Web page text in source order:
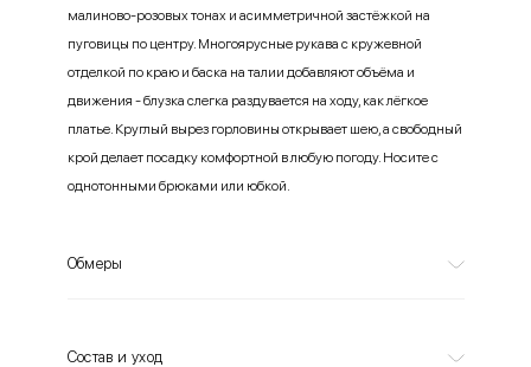
малиново-розовых тонах и асимметричной застёжкой на
пуговицы по центру. Многоярусные рукава с кружевной
отделкой по краю и баска на талии добавляют объёма и
движения - блузка слегка раздувается на ходу, как лёгкое
платье. Круглый вырез горловины открывает шею, а свободный
крой делает посадку комфортной в любую погоду. Носите с
однотонными брюками или юбкой.
Обмеры
Состав и уход